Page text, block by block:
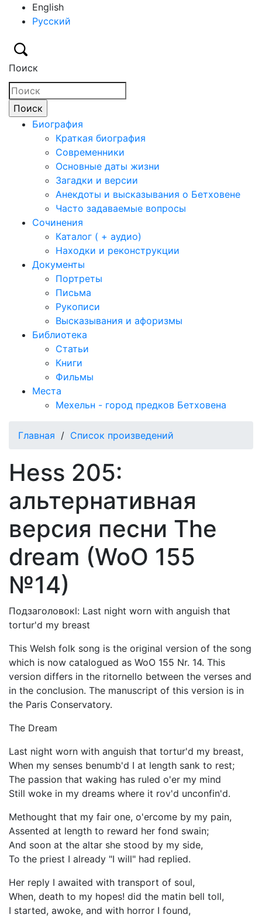
English
Русский
Поиск
Биография
Краткая биография
Современники
Основные даты жизни
Загадки и версии
Анекдоты и высказывания о Бетховене
Часто задаваемые вопросы
Сочинения
Каталог ( + аудио)
Находки и реконструкции
Документы
Портреты
Письма
Рукописи
Высказывания и афоризмы
Библиотека
Статьи
Книги
Фильмы
Места
Мехельн - город предков Бетховена
Главная / Список произведений
Hess 205:
альтернативная
версия песни The
dream (WoO 155
№14)
Подзаголовокl: Last night worn with anguish that
tortur'd my breast
This Welsh folk song is the original version of the song
which is now catalogued as WoO 155 Nr. 14. This
version differs in the ritornello between the verses and
in the conclusion. The manuscript of this version is in
the Paris Conservatory.
The Dream
Last night worn with anguish that tortur'd my breast,
When my senses benumb'd I at length sank to rest;
The passion that waking has ruled o'er my mind
Still woke in my dreams where it rov'd unconfin'd.
Methought that my fair one, o'ercome by my pain,
Assented at length to reward her fond swain;
And soon at the altar she stood by my side,
To the priest I already "I will" had replied.
Her reply I awaited with transport of soul,
When, death to my hopes! did the matin bell toll,
I started, awoke, and with horror I found,